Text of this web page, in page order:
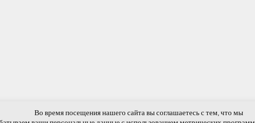
Отечественной войны . Тюкалинский МР Малиновское сельское поселение
Во время посещения нашего сайта вы соглашаетесь с тем, что мы